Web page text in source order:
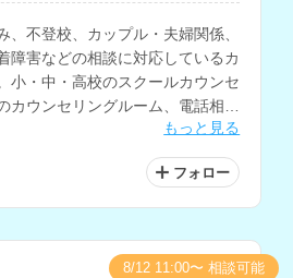
、不登校、カップル・夫婦関係、
障害などの相談に対応しているカ
小・中・高校のスクールカウンセ
カウンセリングルーム、電話相
院の精神科、企業などでの相談経
もっと見る
フォロー
8/12 11:00〜 相談可能